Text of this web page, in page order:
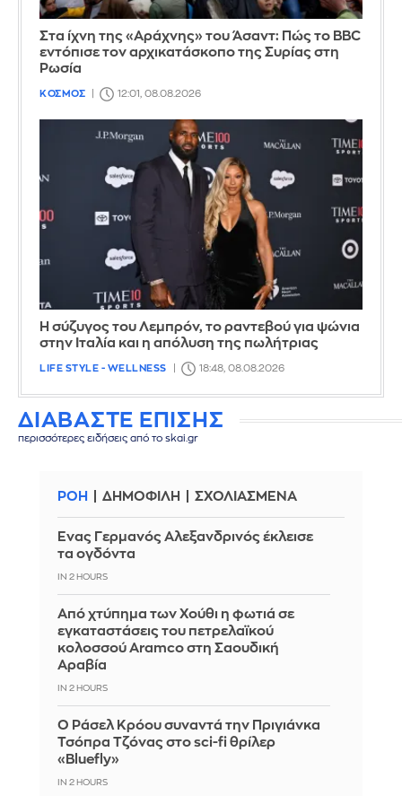
Στα ίχνη της «Αράχνης» του Άσαντ: Πώς το BBC
εντόπισε τον αρχικατάσκοπο της Συρίας στη
Ρωσία
ΚΟΣΜΟΣ 12:01, 08.08.2026
Η σύζυγος του Λεμπρόν, το ραντεβού για ψώνια
στην Ιταλία και η απόλυση της πωλήτριας
LIFE STYLE - WELLNESS 18:48, 08.08.2026
ΔΙΑΒΑΣΤΕ ΕΠΙΣΗΣ
περισσότερες ειδήσεις από το skai.gr
ΡΟΗ ΔΗΜΟΦΙΛΗ ΣΧΟΛΙΑΣΜΕΝΑ
Ένας Γερμανός Αλεξανδρινός έκλεισε
τα ογδόντα
IN 2 HOURS
Από χτύπημα των Χούθι η φωτιά σε
εγκαταστάσεις του πετρελαϊκού
κολοσσού Aramco στη Σαουδική
Αραβία
IN 2 HOURS
Ο Ράσελ Κρόου συναντά την Πριγιάνκα
Τσόπρα Τζόνας στο sci-fi θρίλερ
«Bluefly»
IN 2 HOURS